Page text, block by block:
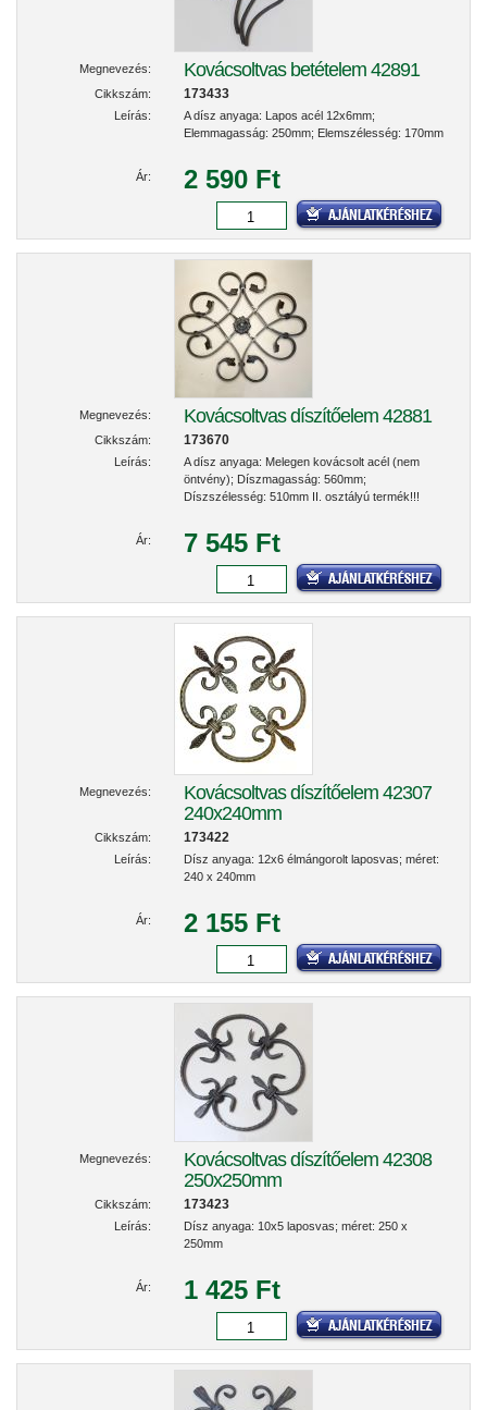
Megnevezés: Kovácsoltvas betételem 42891
Cikkszám: 173433
Leírás:
A dísz anyaga: Lapos acél 12x6mm;
Elemmagasság: 250mm; Elemszélesség: 170mm
Ár: 2 590 Ft
Megnevezés: Kovácsoltvas díszítőelem 42881
Cikkszám: 173670
Leírás:
A dísz anyaga: Melegen kovácsolt acél (nem
öntvény); Díszmagasság: 560mm;
Díszszélesség: 510mm II. osztályú termék!!!
Ár: 7 545 Ft
Megnevezés:
Kovácsoltvas díszítőelem 42307
240x240mm
Cikkszám: 173422
Leírás:
Dísz anyaga: 12x6 élmángorolt laposvas; méret:
240 x 240mm
Ár: 2 155 Ft
Megnevezés:
Kovácsoltvas díszítőelem 42308
250x250mm
Cikkszám: 173423
Leírás:
Dísz anyaga: 10x5 laposvas; méret: 250 x
250mm
Ár: 1 425 Ft